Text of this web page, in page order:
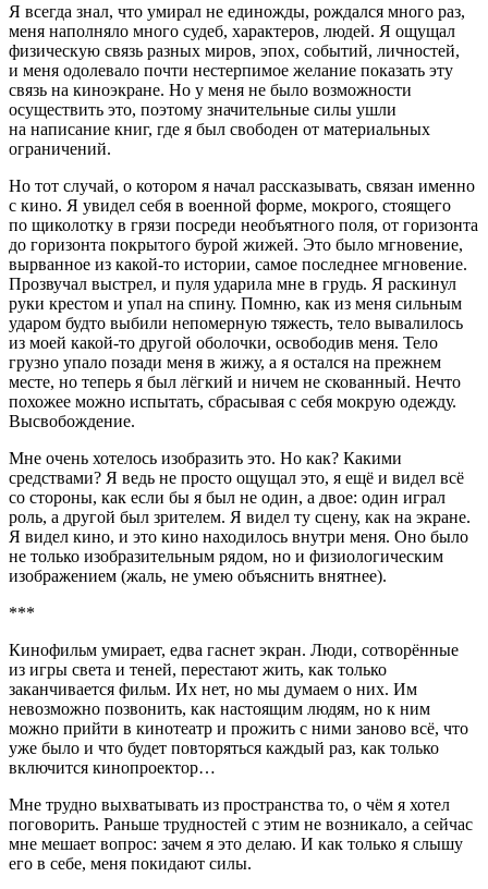
Я всегда знал, что умирал не единожды, рождался много раз,
меня наполняло много судеб, характеров, людей. Я ощущал
физическую связь разных миров, эпох, событий, личностей,
и меня одолевало почти нестерпимое желание показать эту
связь на киноэкране. Но у меня не было возможности
осуществить это, поэтому значительные силы ушли
на написание книг, где я был свободен от материальных
ограничений.
Но тот случай, о котором я начал рассказывать, связан именно
с кино. Я увидел себя в военной форме, мокрого, стоящего
по щиколотку в грязи посреди необъятного поля, от горизонта
до горизонта покрытого бурой жижей. Это было мгновение,
вырванное из какой-то истории, самое последнее мгновение.
Прозвучал выстрел, и пуля ударила мне в грудь. Я раскинул
руки крестом и упал на спину. Помню, как из меня сильным
ударом будто выбили непомерную тяжесть, тело вывалилось
из моей какой-то другой оболочки, освободив меня. Тело
грузно упало позади меня в жижу, а я остался на прежнем
месте, но теперь я был лёгкий и ничем не скованный. Нечто
похожее можно испытать, сбрасывая с себя мокрую одежду.
Высвобождение.
Мне очень хотелось изобразить это. Но как? Какими
средствами? Я ведь не просто ощущал это, я ещё и видел всё
со стороны, как если бы я был не один, а двое: один играл
роль, а другой был зрителем. Я видел ту сцену, как на экране.
Я видел кино, и это кино находилось внутри меня. Оно было
не только изобразительным рядом, но и физиологическим
изображением (жаль, не умею объяснить внятнее).
***
Кинофильм умирает, едва гаснет экран. Люди, сотворённые
из игры света и теней, перестают жить, как только
заканчивается фильм. Их нет, но мы думаем о них. Им
невозможно позвонить, как настоящим людям, но к ним
можно прийти в кинотеатр и прожить с ними заново всё, что
уже было и что будет повторяться каждый раз, как только
включится кинопроектор…
Мне трудно выхватывать из пространства то, о чём я хотел
поговорить. Раньше трудностей с этим не возникало, а сейчас
мне мешает вопрос: зачем я это делаю. И как только я слышу
его в себе, меня покидают силы.